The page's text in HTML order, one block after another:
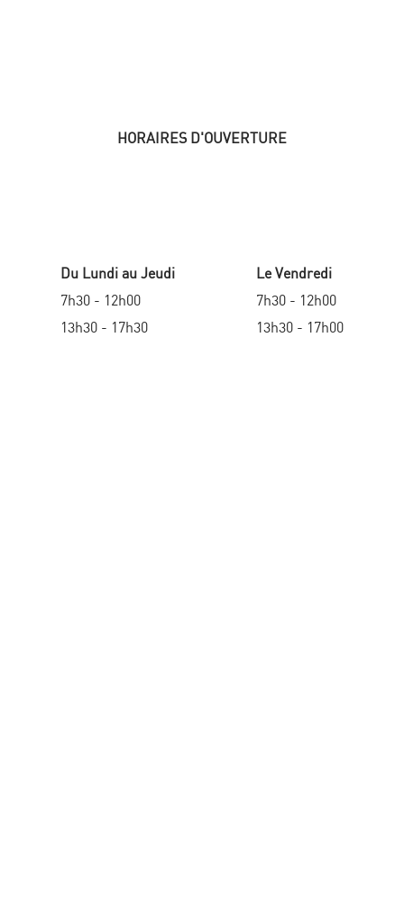
HORAIRES D'OUVERTURE
Du Lundi au Jeudi
7h30 - 12h00
13h30 - 17h30
Le Vendredi
7h30 - 12h00
13h30 - 17h00